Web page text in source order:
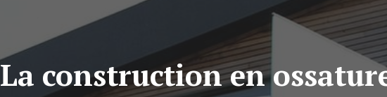
La construction en